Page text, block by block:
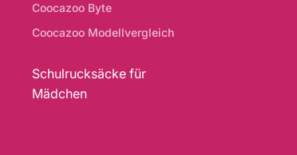
Coocazoo Byte
Coocazoo Modellvergleich
Schulrucksäcke für
Mädchen